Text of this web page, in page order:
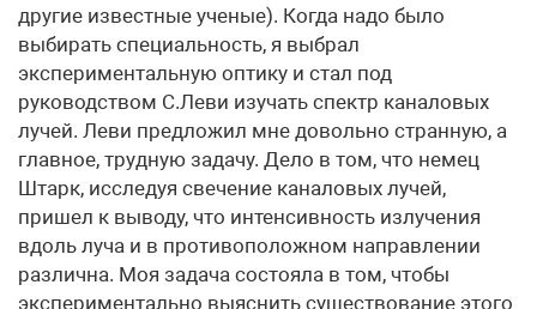
другие известные ученые). Когда надо было
выбирать специальность, я выбрал
экспериментальную оптику и стал под
руководством С.Леви изучать спектр каналовых
лучей. Леви предложил мне довольно странную, а
главное, трудную задачу. Дело в том, что немец
Штарк, исследуя свечение каналовых лучей,
пришел к выводу, что интенсивность излучения
вдоль луча и в противоположном направлении
различна. Моя задача состояла в том, чтобы
экспериментально выяснить существование этого